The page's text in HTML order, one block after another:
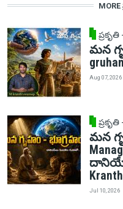
మన
Aug 07, 2026
మన
Jul 10, 2026